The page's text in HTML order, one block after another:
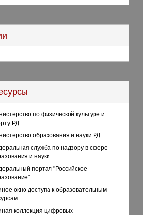
по физической культуре и
РД
образования и науки РД
служба по надзору в сфере
и науки
портал "Российское
окно доступа к образовательным
коллекция цифровых